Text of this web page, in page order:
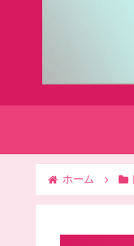
ホーム